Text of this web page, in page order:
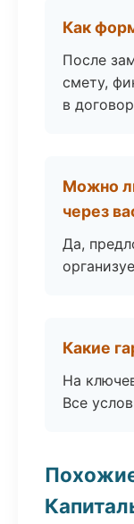
Как
После
смету,
в
Можно
через
Да,
Какие
На
Все